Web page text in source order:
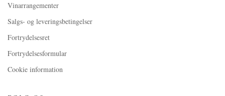
Vinarrangementer
Salgs- og leveringsbetingelser
Fortrydelsesret
Fortrydelsesformular
Cookie information